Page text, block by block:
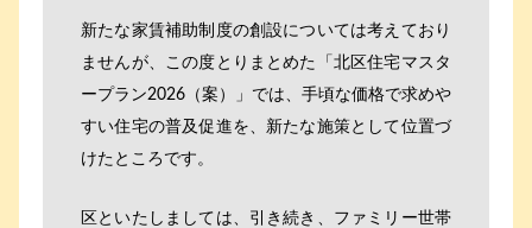
新たな家賃補助制度の創設については考えており
ませんが、この度とりまとめた「北区住宅マスタ
ープラン2026（案）」では、手頃な価格で求めや
すい住宅の普及促進を、新たな施策として位置づ
けたところです。
区といたしましては、引き続き、ファミリー世帯